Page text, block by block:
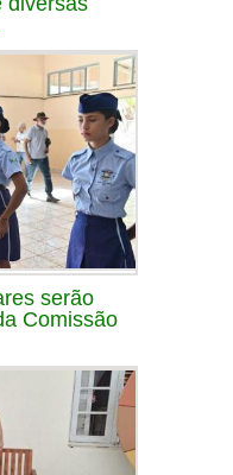
serão
Comissão